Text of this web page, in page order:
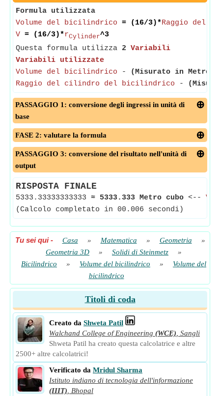
Formula utilizzata
Volume del bicilindrico = (16/3)*Raggio del
V = (16/3)*rCylinder^3
Questa formula utilizza 2 Variabili
Variabili utilizzate
Volume del bicilindrico -
(Misurato in Metro
Raggio del cilindro del bicilindrico -
PASSAGGIO 1: conversione degli ingressi in unità di
base
FASE 2: valutare la formula
PASSAGGIO 3: conversione del risultato nell'unità di
output
RISPOSTA FINALE
5333.33333333333 ≈ 5333.333 Metro cubo <--
(Calcolo completato in 00.006 secondi)
Tu sei qui- Casa » Matematica » Geometria
»
Geometria 3D
» Solidi di Steinmetz
»
Bicilindrico
» Volume del bicilindrico »
Volume del
bicilindrico
Titoli di coda
Creato da Shweta Patil
Walchand College of Engineering (WCE) Sangli
Shweta Patil ha creato questa calcolatrice e altre
2500+ altre calcolatrici!
Verificato da Mridul Sharma
Istituto indiano di tecnologia dell'informazione
(IIIT)
Bhopal